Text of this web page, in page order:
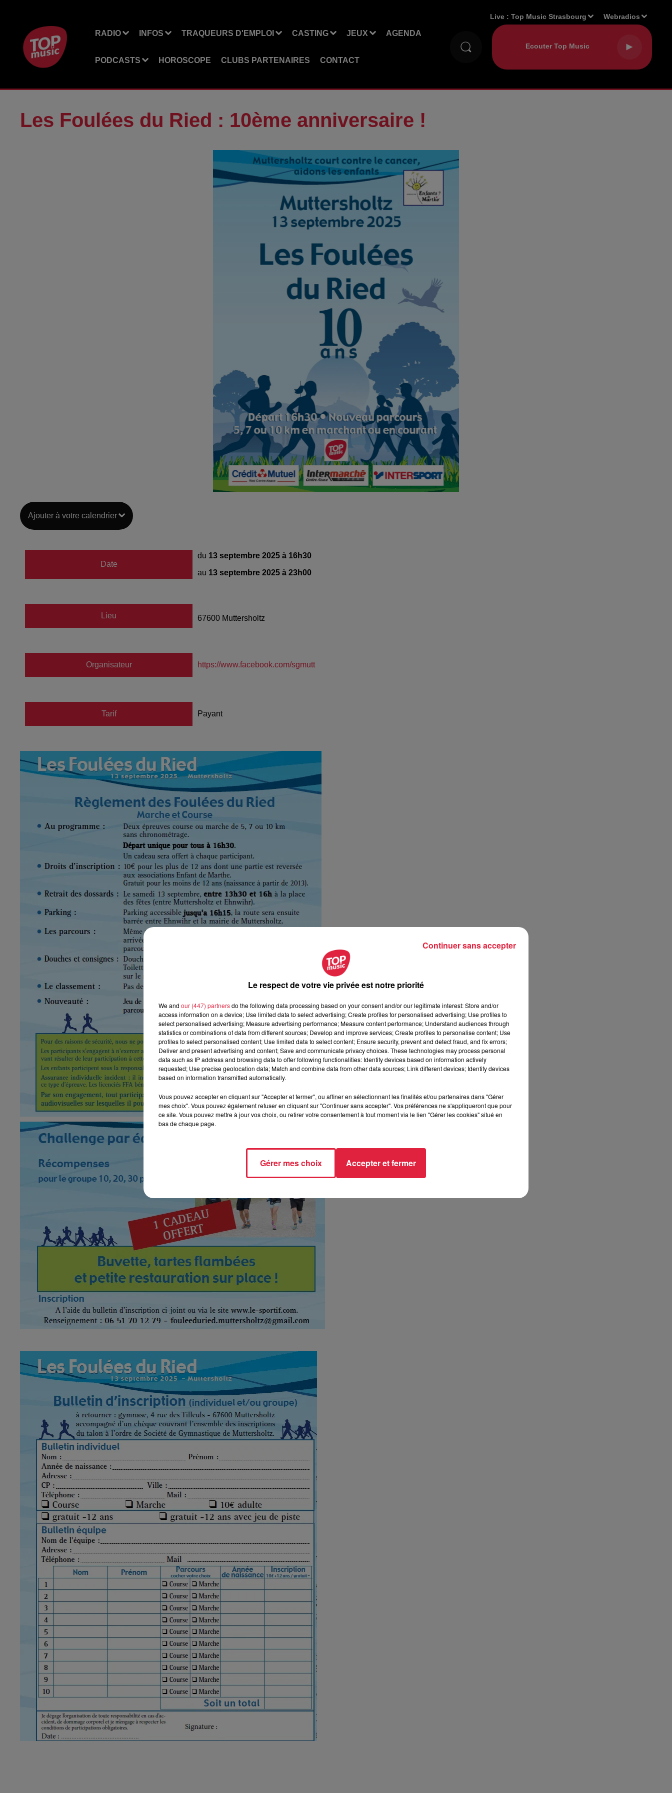
RADIO INFOS TRAQUEURS D'EMPLOI CASTING JEUX AGENDA
PODCASTS HOROSCOPE CLUBS PARTENAIRES CONTACT
Live :Top Music Strasbourg Webradios
Les Foulées du Ried : 10ème anniversaire !
Ajouter à votre calendrier
Date
du 13 septembre 2025 à 16h30
au 13 septembre 2025 à 23h00
Lieu 67600 Muttersholtz
Organisateur https://www.facebook.com/sgmutt
Tarif Payant
Le respect de votre vie privée est notre priorité
We and our (447) partnersdo the following data processing based on your consent and/or our legitimate interest: Store and/or
access information on a device; Use limited data to select advertising; Create profiles for personalised advertising; Use profiles to
select personalised advertising; Measure advertising performance; Measure content performance; Understand audiences through
statistics or combinations of data from different sources; Develop and improve services; Create profiles to personalise content; Use
profiles to select personalised content; Use limited data to select content; Ensure security, prevent and detect fraud, and fix errors;
Deliver and present advertising and content; Save and communicate privacy choices. These technologies may process personal
data such as IP address and browsing data to offer following functionalities: Identify devices based on information actively
requested; Use precise geolocation data; Match and combine data from other data sources; Link different devices; Identify devices
based on information transmitted automatically.
Vous pouvez accepter en cliquant sur "Accepter et fermer", ou affiner en sélectionnant les finalités et/ou partenaires dans "Gérer
mes choix". Vous pouvez également refuser en cliquant sur "Continuer sans accepter". Vos préférences ne s'appliqueront que pour
ce site. Vous pouvez mettre à jour vos choix, ou retirer votre consentement à tout moment via le lien "Gérer les cookies" situé en
bas de chaque page.
Gérer mes choix Accepter et fermer
Continuer sans accepter